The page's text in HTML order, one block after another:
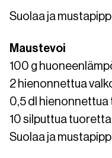
Suolaa ja
Maustevoi
100 g
2 hienonnettua
0,5 dl
10 silputtua
Suolaa ja